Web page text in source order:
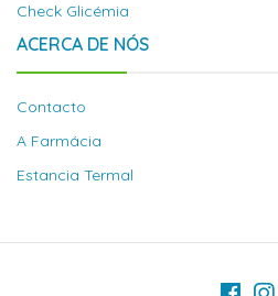
Check Glicémia
ACERCA DE NÓS
Contacto
A Farmácia
Estancia Termal